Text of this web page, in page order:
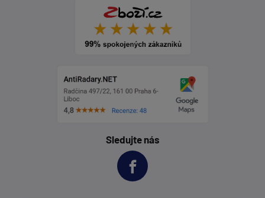
Sledujte nás